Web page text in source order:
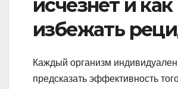
исчезнет и как
избежать
Каждый организм
предсказать эффективность